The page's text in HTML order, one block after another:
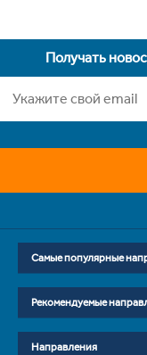
Получать
Самые популярные
Рекомендуемые
Направления